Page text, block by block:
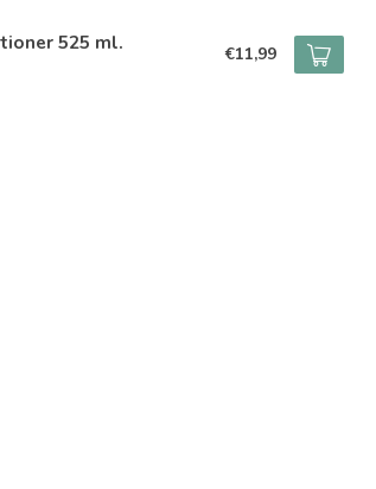
525 ml. €11,99